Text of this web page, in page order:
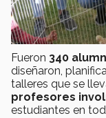
Fueron 340
diseñaron,
talleres que se
profesores
estudiantes en